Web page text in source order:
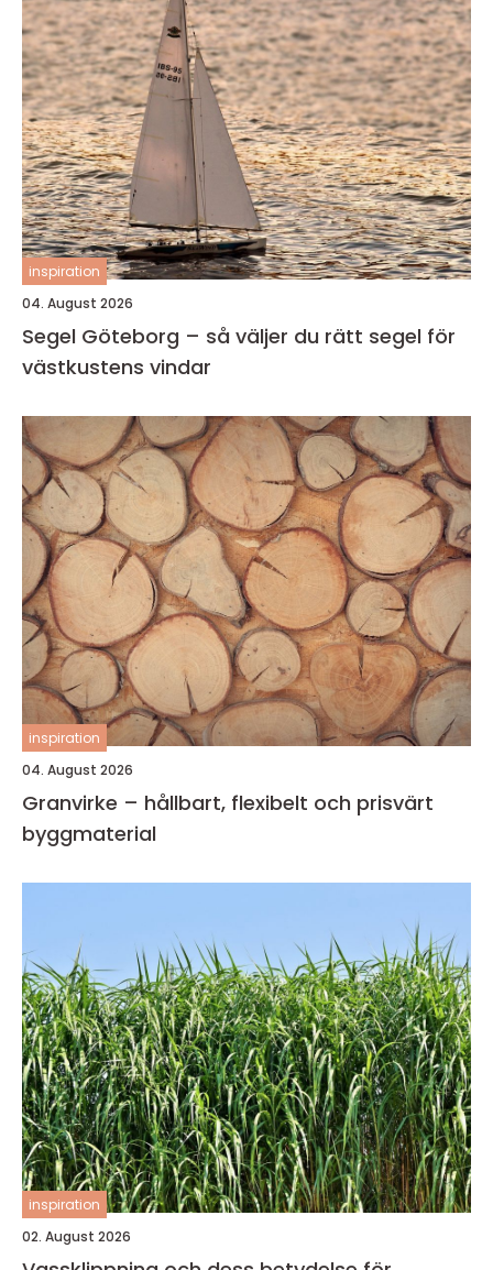
inspiration
04. August 2026
Segel Göteborg – så väljer du rätt segel för
västkustens vindar
inspiration
04. August 2026
Granvirke – hållbart, flexibelt och prisvärt
byggmaterial
inspiration
02. August 2026